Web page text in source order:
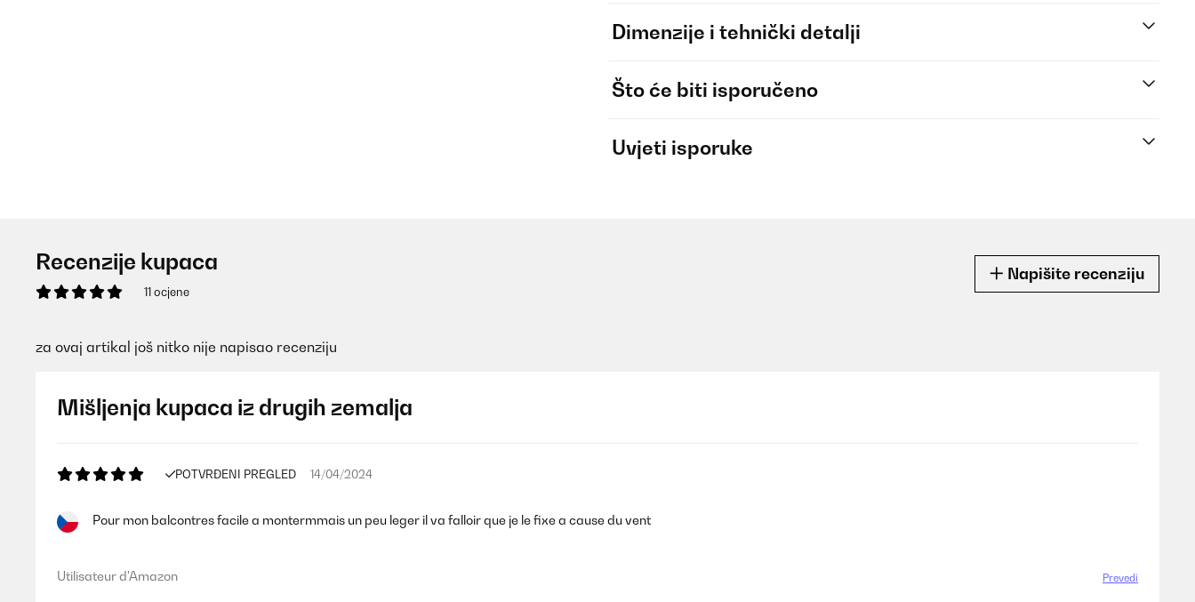
Dimenzije i tehnički detalji
Što će biti isporučeno
Uvjeti isporuke
Recenzije kupaca
11 ocjene
Napišite recenziju
za ovaj artikal još nitko nije napisao recenziju
Mišljenja kupaca iz drugih zemalja
POTVRĐENI PREGLED 14/04/2024
Pour mon balcontres facile a montermmais un peu leger il va falloir que je le fixe a cause du vent
Utilisateur d'Amazon Prevedi